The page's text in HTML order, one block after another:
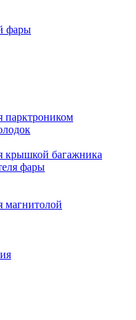
фары
парктроником
крышкой багажника
фары
магнитолой